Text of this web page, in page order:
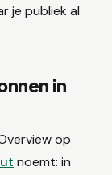
je publiek al
in
op
noemt: in